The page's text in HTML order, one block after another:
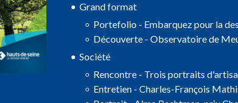
Grand format
Portefolio - Embarquez pour la
Découverte - Observatoire de
Société
Rencontre - Trois portraits
Entretien - Charles-François